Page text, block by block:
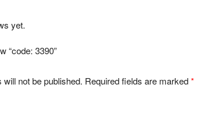
yet.
“code: 3390”
not be published. Required fields are marked*